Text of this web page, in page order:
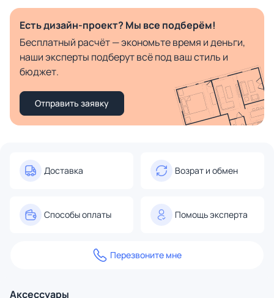
Есть дизайн-проект? Мы все подберём!
Бесплатный расчёт — экономьте время и деньги,
наши эксперты подберут всё под ваш стиль и
бюджет.
Отправить заявку
Доставка Возрат и обмен
Способы оплаты Помощь эксперта
Перезвоните мне
Аксессуары